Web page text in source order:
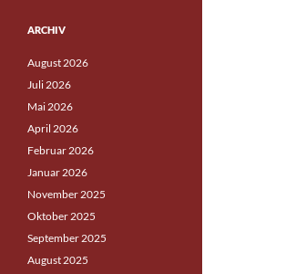
ARCHIV
August 2026
Juli 2026
Mai 2026
April 2026
Februar 2026
Januar 2026
November 2025
Oktober 2025
September 2025
August 2025